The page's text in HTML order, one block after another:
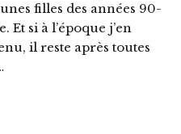
filles des années 90-
Et si à l’époque j’en
il reste après toutes